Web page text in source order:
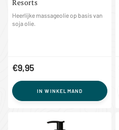
Resorts
Heerlijke massageolie op basis van
soja olie.
€9,95
IN WINKELMAND